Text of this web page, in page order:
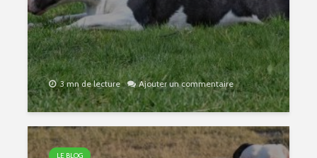
3 mn de lecture Ajouter un commentaire
LE BLOG